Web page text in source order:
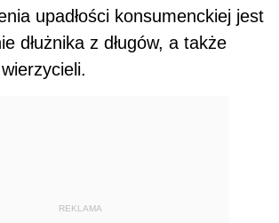
upadłości konsumenckiej jest
dłużnika z długów, a także
REKLAMA